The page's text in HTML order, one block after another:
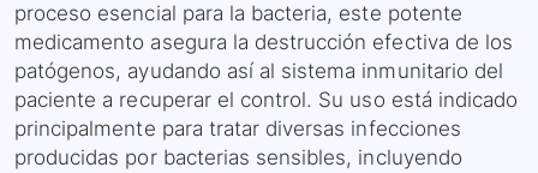
proceso esencial para la bacteria, este potente
medicamento asegura la destrucción efectiva de los
patógenos, ayudando así al sistema inmunitario del
paciente a recuperar el control. Su uso está indicado
principalmente para tratar diversas infecciones
producidas por bacterias sensibles, incluyendo